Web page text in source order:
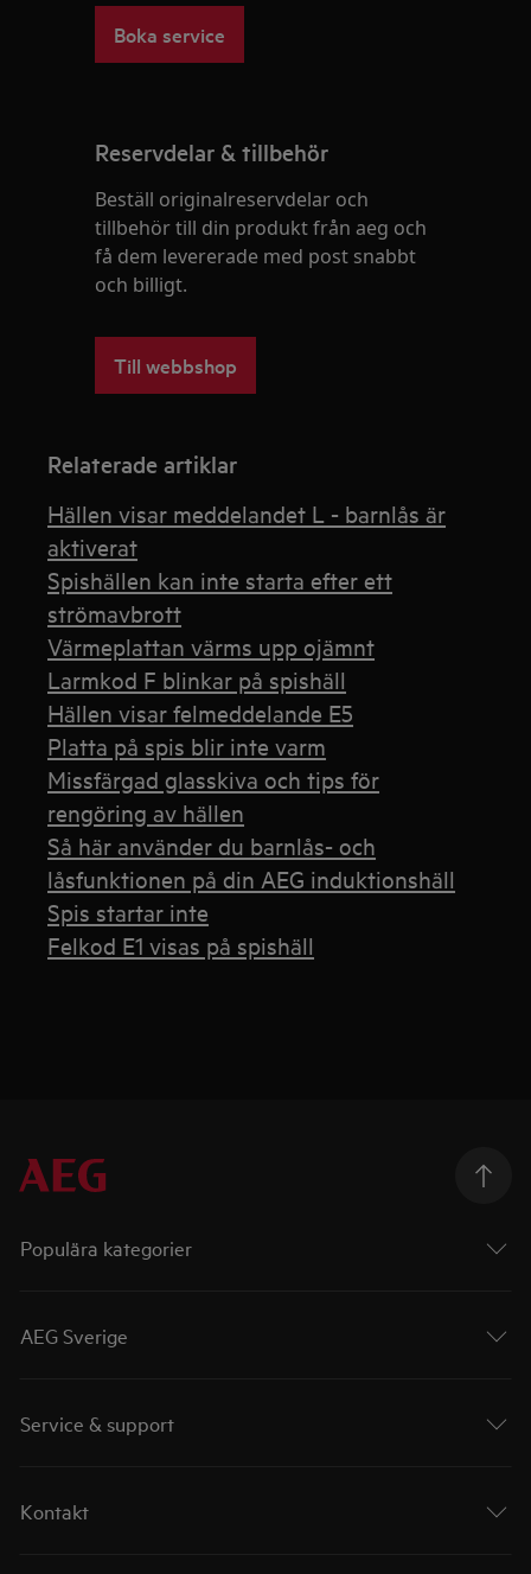
Boka service
Reservdelar & tillbehör
Beställ originalreservdelar och
tillbehör till din produkt från aeg och
få dem levererade med post snabbt
och billigt.
Till webbshop
Relaterade artiklar
Hällen visar meddelandet L - barnlås är
aktiverat
Spishällen kan inte starta efter ett
strömavbrott
Värmeplattan värms upp ojämnt
Larmkod F blinkar på spishäll
Hällen visar felmeddelande E5
Platta på spis blir inte varm
Missfärgad glasskiva och tips för
rengöring av hällen
Så här använder du barnlås- och
låsfunktionen på din AEG induktionshäll
Spis startar inte
Felkod E1 visas på spishäll
Populära kategorier
AEG Sverige
Service & support
Kontakt